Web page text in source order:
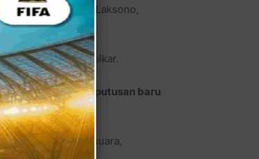
Agung Laksono,
Umum Partai Golkar.
setelah keluarnya putusan baru
untuk penetapan suara,